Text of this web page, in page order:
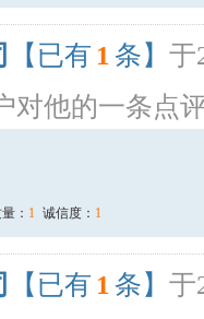
【已有 1 条】 于
对他的一条点
： 1 诚信度： 1
【已有 1 条】 于